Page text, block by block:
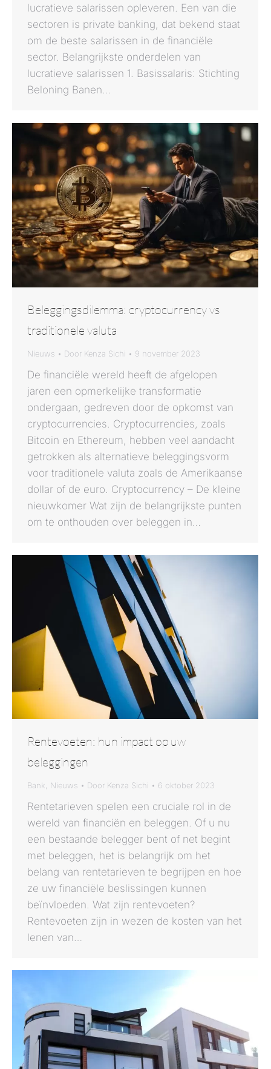
lucratieve salarissen opleveren. Een van die
sectoren is private banking, dat bekend staat
om de beste salarissen in de financiële
sector. Belangrijkste onderdelen van
lucratieve salarissen 1. Basissalaris: Stichting
Beloning Banen…
Beleggingsdilemma: cryptocurrency vs
traditionele valuta
Nieuws Door Kenza Sichi 9 november 2023
De financiële wereld heeft de afgelopen
jaren een opmerkelijke transformatie
ondergaan, gedreven door de opkomst van
cryptocurrencies. Cryptocurrencies, zoals
Bitcoin en Ethereum, hebben veel aandacht
getrokken als alternatieve beleggingsvorm
voor traditionele valuta zoals de Amerikaanse
dollar of de euro. Cryptocurrency – De kleine
nieuwkomer Wat zijn de belangrijkste punten
om te onthouden over beleggen in…
Rentevoeten: hun impact op uw
beleggingen
Bank Nieuws Door Kenza Sichi 6 oktober 2023
Rentetarieven spelen een cruciale rol in de
wereld van financiën en beleggen. Of u nu
een bestaande belegger bent of net begint
met beleggen, het is belangrijk om het
belang van rentetarieven te begrijpen en hoe
ze uw financiële beslissingen kunnen
beïnvloeden. Wat zijn rentevoeten?
Rentevoeten zijn in wezen de kosten van het
lenen van…